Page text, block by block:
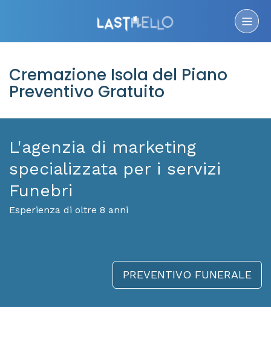
Cremazione Isola del Piano
Preventivo Gratuito
L'agenzia di marketing
specializzata per i servizi
Funebri
Esperienza di oltre 8 anni
PREVENTIVO FUNERALE